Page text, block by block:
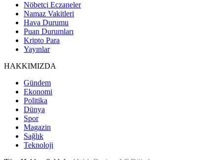
Nöbetçi Eczaneler
Namaz Vakitleri
Hava Durumu
Puan Durumları
Kripto Para
Yayınlar
HAKKIMIZDA
Gündem
Ekonomi
Politika
Dünya
Spor
Magazin
Sağlık
Teknoloji